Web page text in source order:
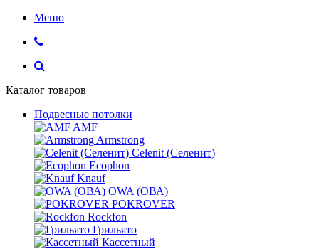
Меню
Каталог товаров
Подвесные потолки
AMF
Armstrong
Celenit (Селенит)
Ecophon
Knauf
OWA (ОВА)
POKROVER
Rockfon
Грильято
Кассетный